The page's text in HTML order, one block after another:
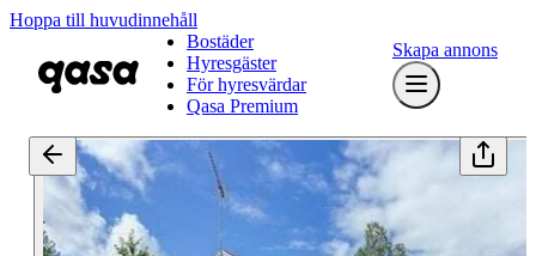
Hoppa till huvudinnehåll
Bostäder
Hyresgäster
För hyresvärdar
Qasa Premium
Skapa annons